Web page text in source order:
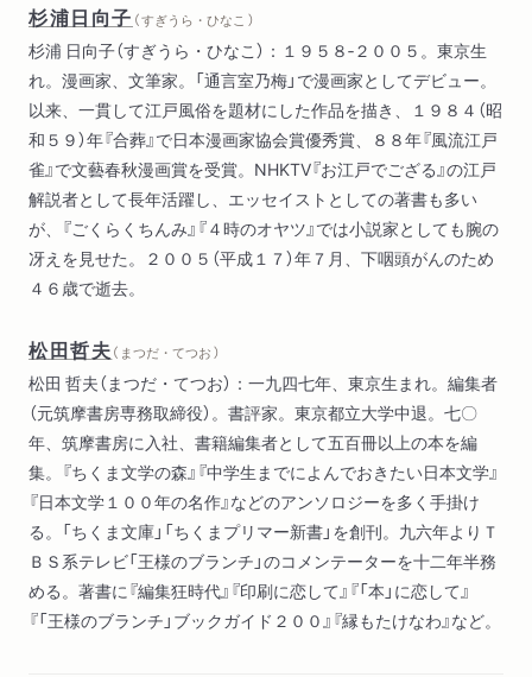
杉浦日向子 （ すぎうら・ひなこ ）
杉浦 日向子（すぎうら・ひなこ）：１９５８‐２００５。東京生
れ。漫画家、文筆家。「通言室乃梅」で漫画家としてデビュー。
以来、一貫して江戸風俗を題材にした作品を描き、１９８４（昭
和５９）年『合葬』で日本漫画家協会賞優秀賞、８８年『風流江戸
雀』で文藝春秋漫画賞を受賞。NHKTV『お江戸でござる』の江戸
解説者として長年活躍し、エッセイストとしての著書も多い
が、『ごくらくちんみ』『４時のオヤツ』では小説家としても腕の
冴えを見せた。２００５（平成１７）年７月、下咽頭がんのため
４６歳で逝去。
松田哲夫（ まつだ・てつお ）
松田 哲夫（まつだ・てつお）：一九四七年、東京生まれ。編集者
（元筑摩書房専務取締役）。書評家。東京都立大学中退。七〇
年、筑摩書房に入社、書籍編集者として五百冊以上の本を編
集。『ちくま文学の森』『中学生までによんでおきたい日本文学』
『日本文学１００年の名作』などのアンソロジーを多く手掛け
る。「ちくま文庫」「ちくまプリマー新書」を創刊。九六年よりＴ
ＢＳ系テレビ「王様のブランチ」のコメンテーターを十二年半務
める。著書に『編集狂時代』『印刷に恋して』『「本」に恋して』
『「王様のブランチ」ブックガイド２００』『縁もたけなわ』など。